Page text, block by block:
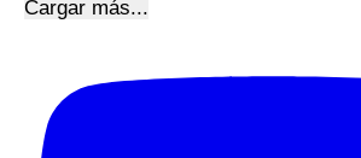
Cargar más...